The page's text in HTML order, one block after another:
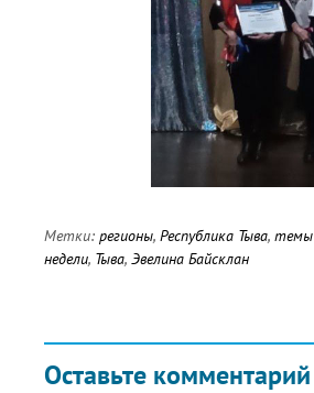
Метки: регионы, Республика Тыва, темы
недели, Тыва, Эвелина Байсклан
Оставьте комментарий